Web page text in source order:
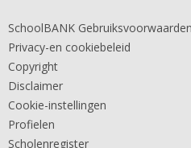
SchoolBANK Gebruiksvoorwaarden
Privacy-en cookiebeleid
Copyright
Disclaimer
Cookie-instellingen
Profielen
Scholenregister